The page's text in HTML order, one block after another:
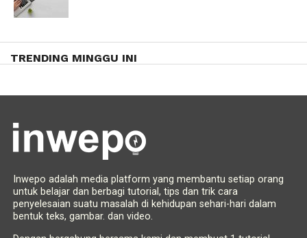
TRENDING MINGGU INI
Inwepo adalah media platform yang membantu setiap orang
untuk belajar dan berbagi tutorial, tips dan trik cara
penyelesaian suatu masalah di kehidupan sehari-hari dalam
bentuk teks, gambar. dan video.